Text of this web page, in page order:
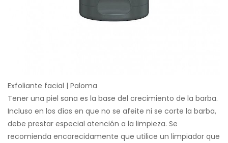
Exfoliante facial | Paloma
Tener una piel sana es la base del crecimiento de la barba.
Incluso en los días en que no se afeite ni se corte la barba,
debe prestar especial atención a la limpieza. Se
recomienda encarecidamente que utilice un limpiador que